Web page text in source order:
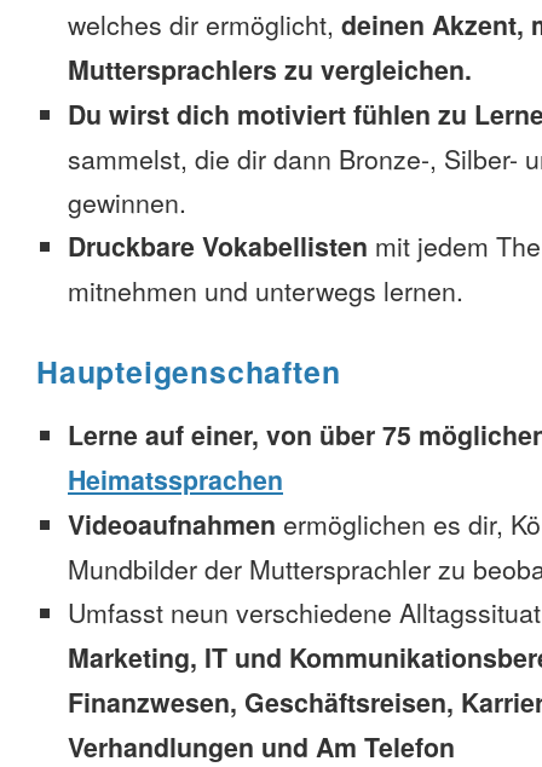
welches dir ermöglicht, deinen Akzent,
Muttersprachlers zu vergleichen.
Du wirst dich motiviert fühlen zu
sammelst, die dir dann Bronze-, Silber-
gewinnen.
Druckbare Vokabellisten mit jedem
mitnehmen und unterwegs lernen.
Haupteigenschaften
Lerne auf einer, von über 75
Heimatssprachen
Videoaufnahmen ermöglichen es dir,
Mundbilder der Muttersprachler zu
Umfasst neun verschiedene
Marketing, IT und
Finanzwesen, Geschäftsreisen,
Verhandlungen und Am Telefon